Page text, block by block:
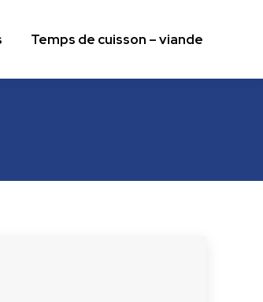
Temps de cuisson – viande